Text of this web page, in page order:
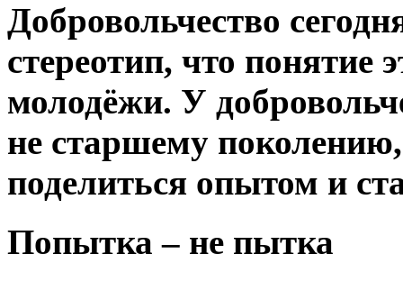
Добровольчество
стереотип, что понятие
молодёжи. У
не старшему
поделиться опытом и
Попытка – не пытка